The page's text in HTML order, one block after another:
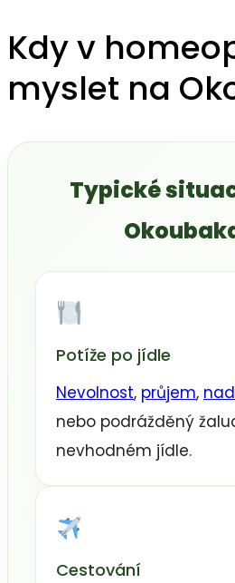
Kdy v
myslet na
Typické
Potíže po jídle
Nevolnost, průjem,
nebo podrážděný
nevhodném jídle.
Cestování